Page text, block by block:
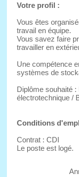
Votre profil :
Vous êtes
travail en équipe.
Vous savez faire
travailler en
Une compétence
systèmes de
Diplôme souhaité
électrotechnique /
Conditions
Contrat : CDI
Le poste est logé.